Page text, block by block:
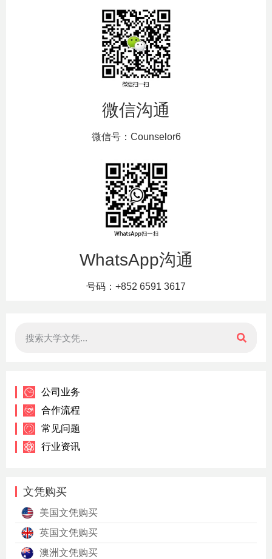
微信沟通
微信号：Counselor6
WhatsApp沟通
号码：+852 6591 3617
公司业务
合作流程
常见问题
行业资讯
文凭购买
美国文凭购买
英国文凭购买
澳洲文凭购买